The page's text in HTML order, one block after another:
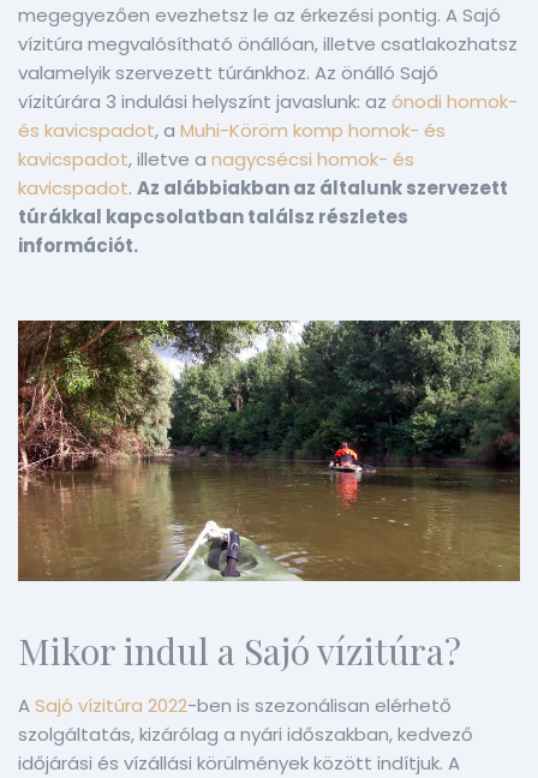
megegyezően evezhetsz le az érkezési pontig. A Sajó
vízitúra megvalósítható önállóan, illetve csatlakozhatsz
valamelyik szervezett túránkhoz. Az önálló Sajó
vízitúrára 3 indulási helyszínt javaslunk: az ónodi homok-
és kavicspadot, a Muhi-Köröm komp homok- és
kavicspadot, illetve a nagycsécsi homok- és
kavicspadot. Az alábbiakban az általunk szervezett
túrákkal kapcsolatban találsz részletes
információt.
Mikor indul a Sajó vízitúra?
ASajó vízitúra 2022-ben is szezonálisan elérhető
szolgáltatás, kizárólag a nyári időszakban, kedvező
időjárási és vízállási körülmények között indítjuk. A